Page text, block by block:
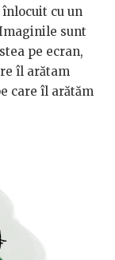
cu un
sunt
pe ecran,
îl arătam
care îl arătăm